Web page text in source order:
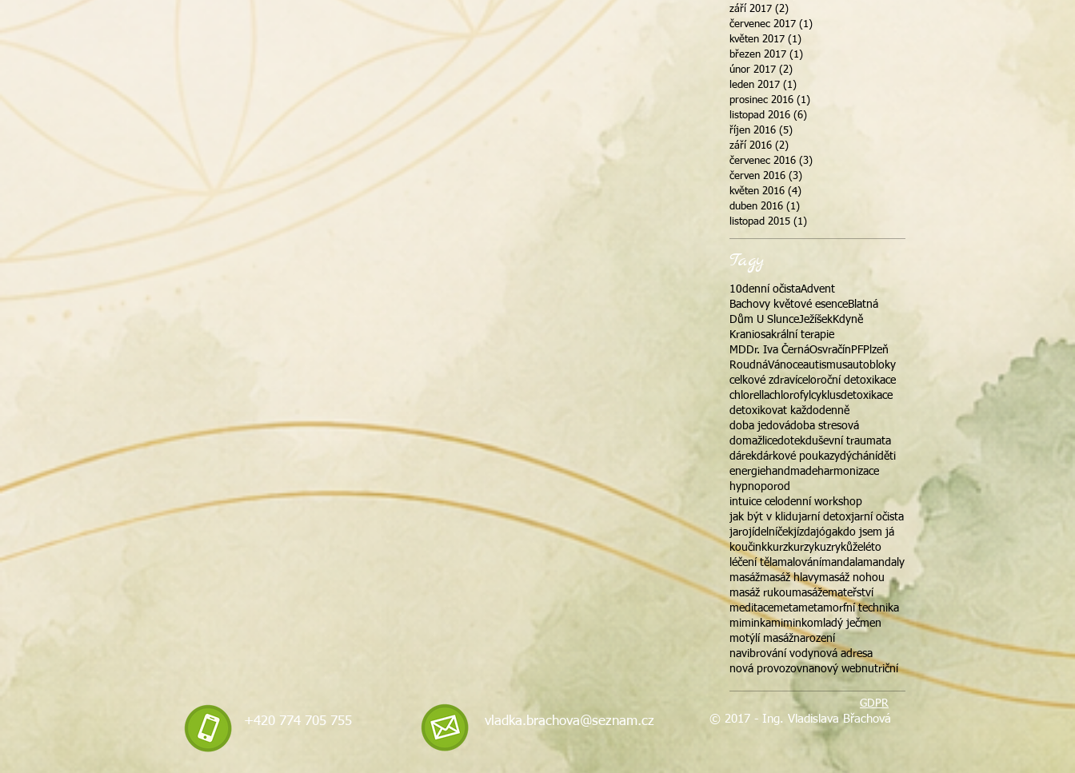
září 2017 (2)
červenec 2017 (1)
květen 2017 (1)
březen 2017 (1)
únor 2017 (2)
leden 2017 (1)
prosinec 2016 (1)
listopad 2016 (6)
říjen 2016 (5)
září 2016 (2)
červenec 2016 (3)
červen 2016 (3)
květen 2016 (4)
duben 2016 (1)
listopad 2015 (1)
Tagy
10denní očistaAdvent
Bachovy květové esenceBlatná
Dům U SlunceJežíšekKdyně
Kraniosakrální terapie
MDDr. Iva ČernáOsvračín PFPlzeň
RoudnáVánoceautismusautobloky
celkové zdravíceloroční detoxikace
chlorellachlorofyl cyklusdetoxikace
detoxikovat každodenně
doba jedovádoba stresová
domažlicedotekduševní traumata
dárekdárkové poukazydýcháníděti
energiehandmadeharmonizace
hypnoporod
intuice celodenní workshop
jak být v klidujarní detoxjarní očista
jarojídelníčekjízdajógakdo jsem já
koučinkkurzkurzykuzrykůže léto
léčení tělamalovánímandalamandaly
masážmasáž hlavymasáž nohou
masáž rukoumasážemateřství
meditacemetametamorfní technika
miminkamiminkomladý ječmen
motýlí masážnarození
navibrování vodynová adresa
nová provozovnanový webnutriční
+420 774 705 755
GDPR
vladka.brachova@seznam.cz © 2017 - Ing. Vladislava Břachová